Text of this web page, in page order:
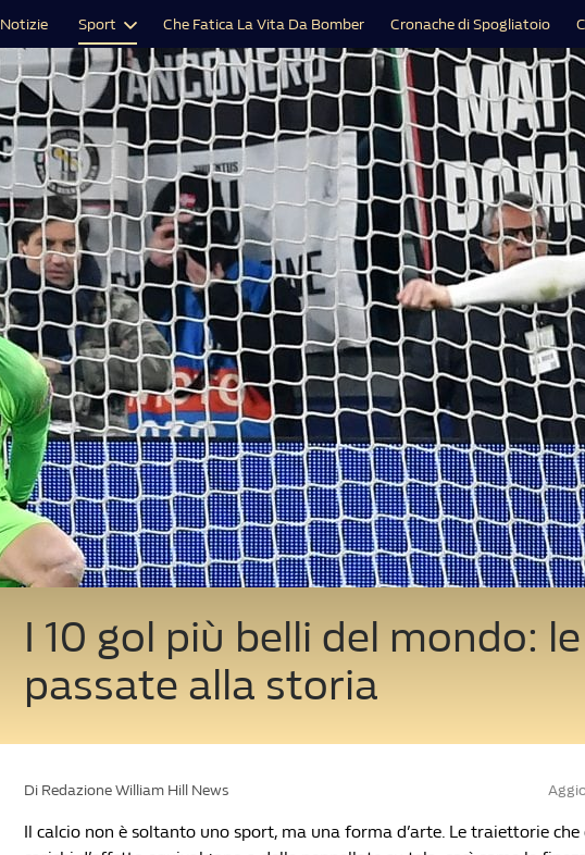
Notizie Sport Che Fatica La Vita Da Bomber Cronache di Spogliatoio
I 10 gol più belli del mondo:
passate alla storia
Di Redazione William Hill News
Il calcio non è soltanto uno sport, ma una forma d’arte. Le traiettorie